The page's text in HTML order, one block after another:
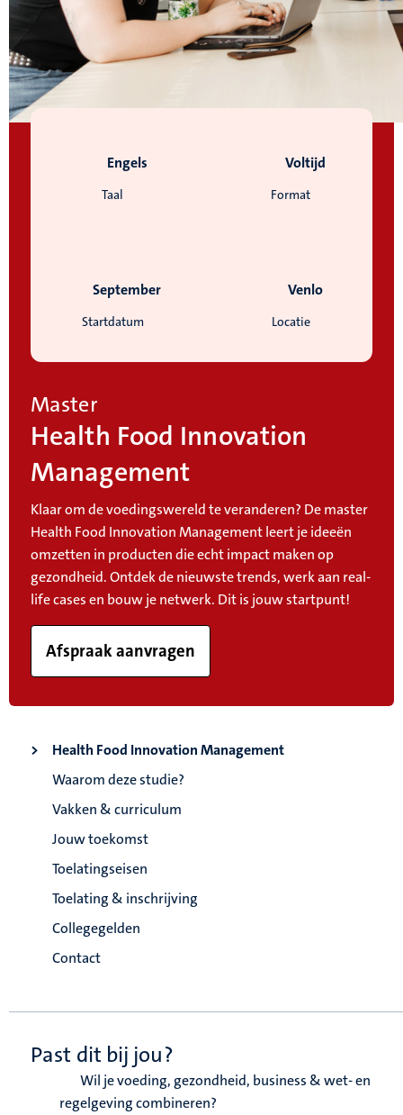
Taal
Engels
Format
Voltijd
Startdatum
September
Locatie
Venlo
Master
Health Food Innovation
Management
Klaar om de voedingswereld te veranderen? De master
Health Food Innovation Management leert je ideeën
omzetten in producten die echt impact maken op
gezondheid. Ontdek de nieuwste trends, werk aan real-
life cases en bouw je netwerk. Dit is jouw startpunt!
Afspraak aanvragen
Health Food Innovation Management
Waarom deze studie?
Vakken & curriculum
Jouw toekomst
Toelatingseisen
Toelating & inschrijving
Collegegelden
Contact
Past dit bij jou?
Wil je voeding, gezondheid, business & wet- en
regelgeving combineren?